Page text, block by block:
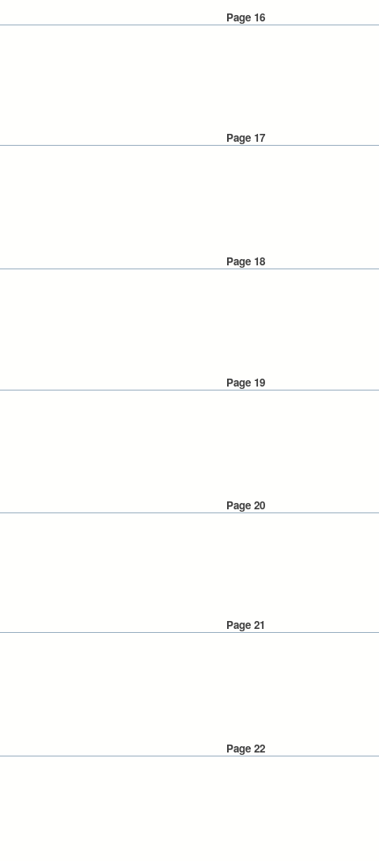
Page 16
Page 17
Page 18
Page 19
Page 20
Page 21
Page 22